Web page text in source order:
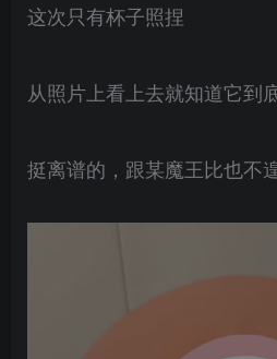
这次只有杯子照捏
从照片上看上去就知道它到
挺离谱的，跟某魔王比也不